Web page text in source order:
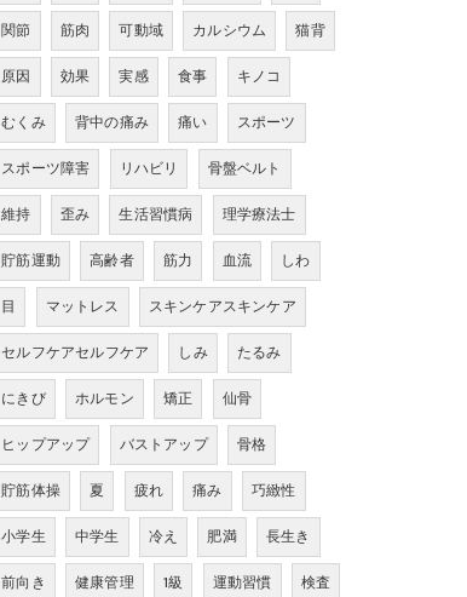
関節
筋肉 可動域 カルシウム
猫背
原因
効果 実感 食事
キノコ
むくみ
背中の痛み 痛い
スポーツ
スポーツ障害
リハビリ
骨盤ベルト
維持
歪み 生活習慣病
理学療法士
貯筋運動
高齢者 筋力 血流
しわ
目
マットレス
スキンケアスキンケア
セルフケアセルフケア
しみ
たるみ
にきび
ホルモン 矯正
仙骨
ヒップアップ
バストアップ
骨格
貯筋体操
夏 疲れ 痛み
巧緻性
小学生
中学生 冷え 肥満
長生き
前向き
健康管理 1級 運動習慣 検査